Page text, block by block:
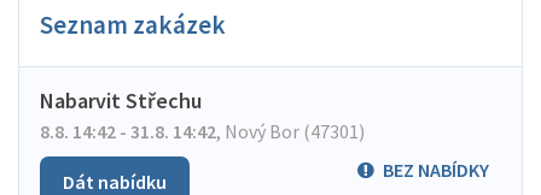
Seznam zakázek
Nabarvit Střechu
8.8. 14:42 - 31.8. 14:42, Nový Bor (47301)
BEZ NABÍDKY
Dát nabídku